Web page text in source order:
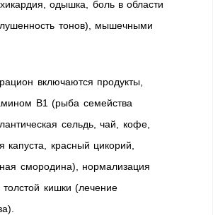
одышка, боль в области
тонов), мышечными
включаются продукты,
В1 (рыба семейства
сельдь, чай, кофе,
капуста, красный цикорий,
смородина), нормализация
кишки (лечение